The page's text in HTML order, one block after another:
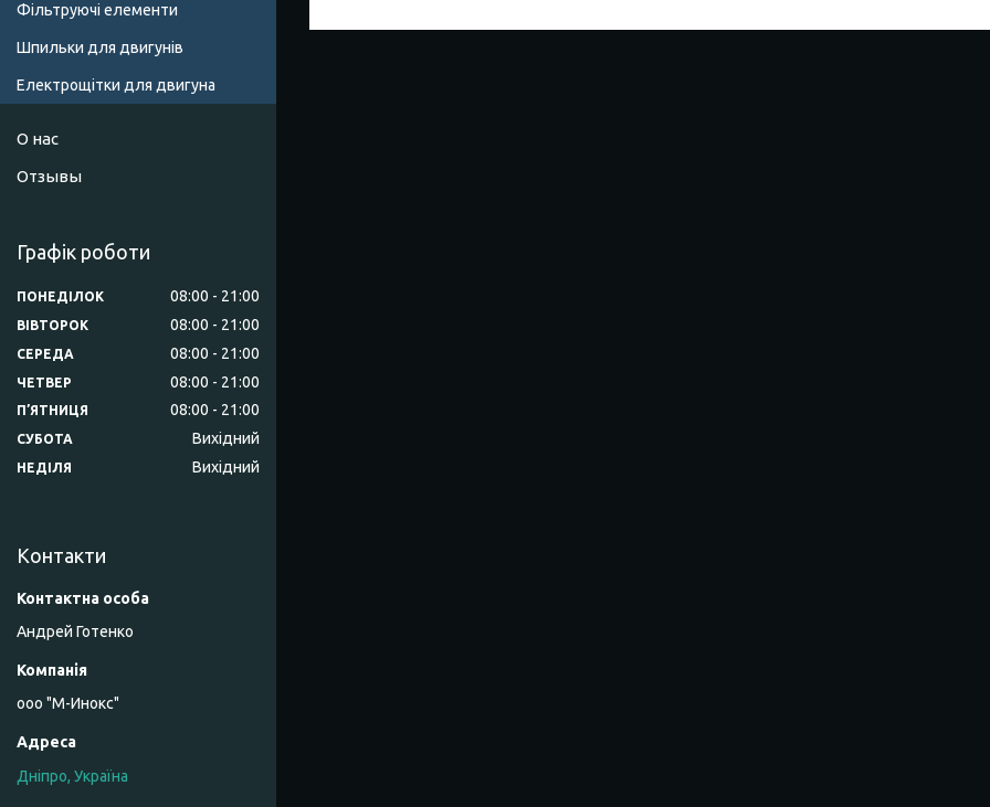
Фільтруючі елементи
Шпильки для двигунів
Електрощітки для двигуна
О нас
Отзывы
Графік роботи
ПОНЕДІЛОК 08:00 21:00
ВІВТОРОК 08:00 21:00
СЕРЕДА 08:00 21:00
ЧЕТВЕР 08:00 21:00
ПʼЯТНИЦЯ 08:00 21:00
СУБОТА Вихідний
НЕДІЛЯ Вихідний
Контакти
Андрей Готенко
ооо "М-Инокс"
Дніпро, Україна